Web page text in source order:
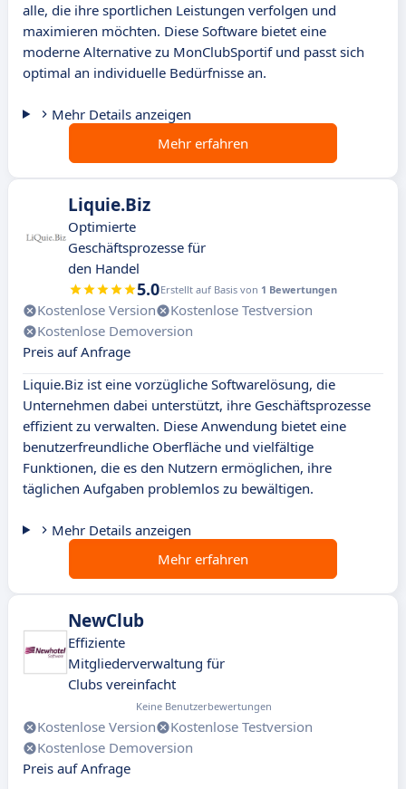
alle, die ihre sportlichen Leistungen verfolgen und
maximieren möchten. Diese Software bietet eine
moderne Alternative zu MonClubSportif und passt sich
optimal an individuelle Bedürfnisse an.
Mehr Details anzeigen
Mehr erfahren
Liquie.Biz
Optimierte
Geschäftsprozesse für
den Handel
5.0Erstellt auf Basis von 1 Bewertungen
Kostenlose Version
Kostenlose Testversion
Kostenlose Demoversion
Preis auf Anfrage
Liquie.Biz ist eine vorzügliche Softwarelösung, die
Unternehmen dabei unterstützt, ihre Geschäftsprozesse
effizient zu verwalten. Diese Anwendung bietet eine
benutzerfreundliche Oberfläche und vielfältige
Funktionen, die es den Nutzern ermöglichen, ihre
täglichen Aufgaben problemlos zu bewältigen.
Mehr Details anzeigen
Mehr erfahren
NewClub
Effiziente
Mitgliederverwaltung für
Clubs vereinfacht
Keine Benutzerbewertungen
Kostenlose Version
Kostenlose Testversion
Kostenlose Demoversion
Preis auf Anfrage